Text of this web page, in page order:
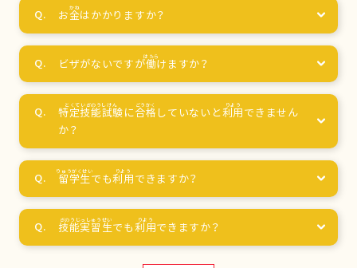
お金はかかりますか？
ビザがないですが働けますか？
特定技能試験に合格 していないと利用 できません
か？
留学生でも利用 できますか？
技能実習生でも利用できますか？